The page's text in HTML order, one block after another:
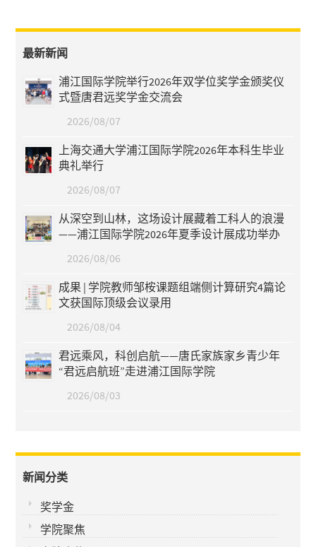
最新新闻
浦江国际学院举行2026年双学位奖学金颁奖仪
式暨唐君远奖学金交流会
2026/08/07
上海交通大学浦江国际学院2026年本科生毕业
典礼举行
2026/08/07
从深空到山林，这场设计展藏着工科人的浪漫
——浦江国际学院2026年夏季设计展成功举办
2026/08/06
成果 | 学院教师邹桉课题组端侧计算研究4篇论
文获国际顶级会议录用
2026/08/04
君远乘风，科创启航——唐氏家族家乡青少年
“君远启航班”走进浦江国际学院
2026/08/03
新闻分类
奖学金
学院聚焦